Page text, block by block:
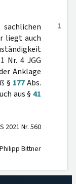
1
liegt auch
Nr. 4 JGG
Anklage
§ 177Abs.
aus § 41
2021 Nr. 560
Bittner